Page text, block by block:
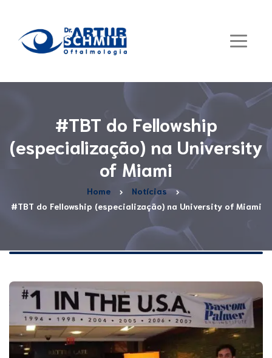
#TBT do Fellowship
(especialização) na University
of Miami
Home
Notícias
#TBT do Fellowship (especialização) na University of Miami